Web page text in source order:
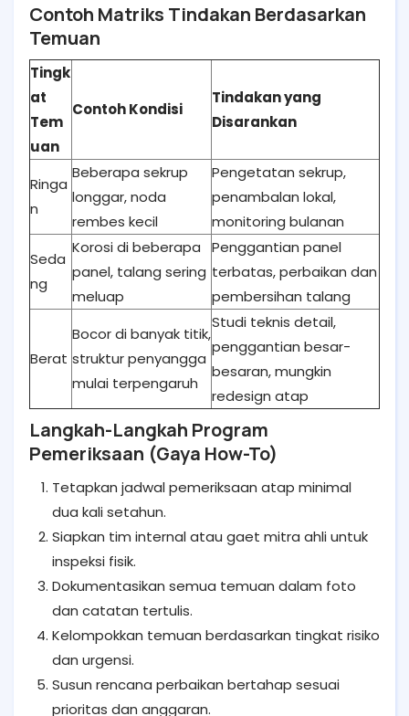
Contoh Matriks Tindakan Berdasarkan
Temuan
Tingk
at
Tem
uan
Contoh Kondisi
Tindakan yang
Disarankan
Ringa
n
Beberapa sekrup
longgar, noda
rembes kecil
Pengetatan sekrup,
penambalan lokal,
monitoring bulanan
Seda
ng
Korosi di beberapa
panel, talang sering
meluap
Penggantian panel
terbatas, perbaikan dan
pembersihan talang
Berat
Bocor di banyak titik,
struktur penyangga
mulai terpengaruh
Studi teknis detail,
penggantian besar-
besaran, mungkin
redesign atap
Langkah-Langkah Program
Pemeriksaan (Gaya How-To)
Tetapkan jadwal pemeriksaan atap minimal
dua kali setahun.
Siapkan tim internal atau gaet mitra ahli untuk
inspeksi fisik.
Dokumentasikan semua temuan dalam foto
dan catatan tertulis.
Kelompokkan temuan berdasarkan tingkat risiko
dan urgensi.
Susun rencana perbaikan bertahap sesuai
prioritas dan anggaran.